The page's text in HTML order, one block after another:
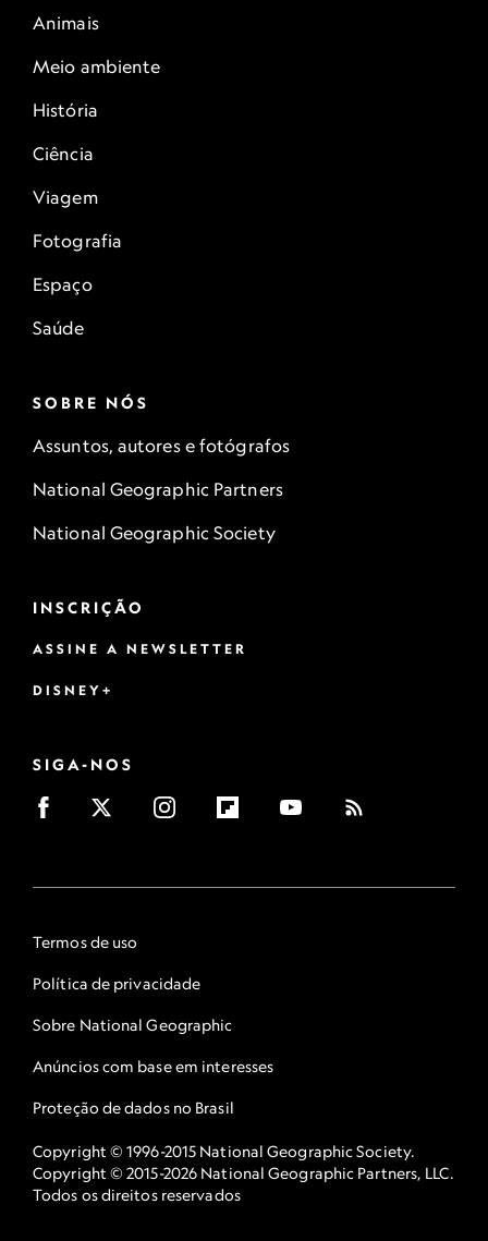
Animais
Meio ambiente
História
Ciência
Viagem
Fotografia
Espaço
Saúde
SOBRE NÓS
Assuntos, autores e fotógrafos
National Geographic Partners
National Geographic Society
INSCRIÇÃO
ASSINE A NEWSLETTER
DISNEY+
SIGA-NOS
Termos de uso
Política de privacidade
Sobre National Geographic
Anúncios com base em interesses
Proteção de dados no Brasil
Copyright © 1996-2015 National Geographic Society.
Copyright © 2015-2026 National Geographic Partners, LLC.
Todos os direitos reservados